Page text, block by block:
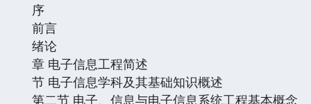
序
前言
绪论
章 电子信息工程简述
节 电子信息学科及其基础知识概述
第二节 电子、信息与电子信息系统工程基本概念